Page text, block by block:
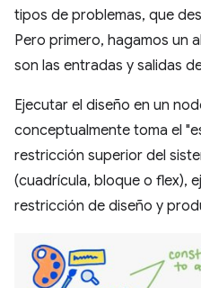
tipos de problemas, que
Pero primero, hagamos un
son las entradas y salidas
Ejecutar el diseño en un
conceptualmente toma el
restricción superior del
(cuadrícula, bloque o flex),
restricción de diseño y